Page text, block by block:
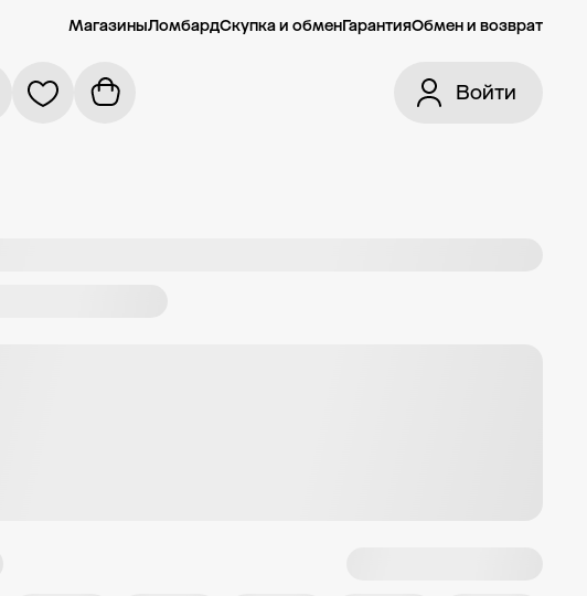
МагазиныЛомбардСкупка и обменГарантияОбмен и возврат
Войти